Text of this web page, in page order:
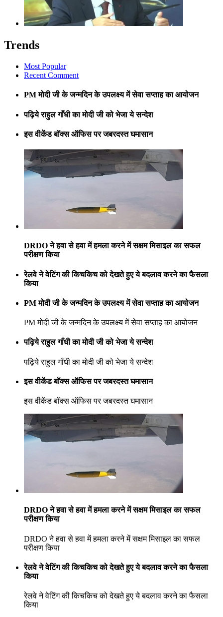
Trends
Most Popular
Recent Comment
PM मोदी जी के जन्मदिन के उपलक्ष्य में सेवा सप्ताह का आयोजन
पढ़िये राहुल गाँधी का मोदी जी को भेजा ये सन्देश
इस वीकेंड बॉक्स ऑफिस पर जबरदस्त घमासान
DRDO ने हवा से हवा में हमला करने में सक्षम मिसाइल का सफल
परीक्षण किया
रेलवे ने वेटिंग की किचकिच को देखते हुए ये बदलाव करने का फैसला
किया
PM मोदी जी के जन्मदिन के उपलक्ष्य में सेवा सप्ताह का आयोजन
PM मोदी जी के जन्मदिन के उपलक्ष्य में सेवा सप्ताह का आयोजन
पढ़िये राहुल गाँधी का मोदी जी को भेजा ये सन्देश
पढ़िये राहुल गाँधी का मोदी जी को भेजा ये सन्देश
इस वीकेंड बॉक्स ऑफिस पर जबरदस्त घमासान
इस वीकेंड बॉक्स ऑफिस पर जबरदस्त घमासान
DRDO ने हवा से हवा में हमला करने में सक्षम मिसाइल का सफल
परीक्षण किया
DRDO ने हवा से हवा में हमला करने में सक्षम मिसाइल का सफल
परीक्षण किया
रेलवे ने वेटिंग की किचकिच को देखते हुए ये बदलाव करने का फैसला
किया
रेलवे ने वेटिंग की किचकिच को देखते हुए ये बदलाव करने का फैसला
किया